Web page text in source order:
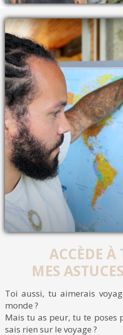
ACCÈDE À
MES
Toi aussi, tu aimerais
monde ?
Mais tu as peur, tu te poses
sais rien sur le voyage ?